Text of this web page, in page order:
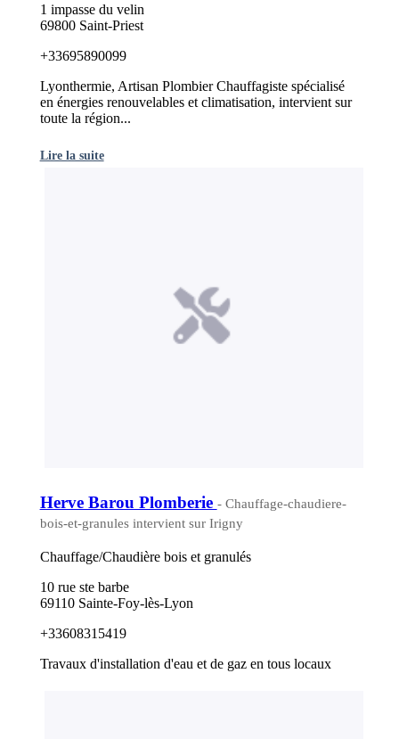
1 impasse du velin
69800 Saint-Priest
+33695890099
Lyonthermie, Artisan Plombier Chauffagiste spécialisé
en énergies renouvelables et climatisation, intervient sur
toute la région...
Lire la suite
Herve Barou Plomberie - Chauffage-chaudiere-
bois-et-granules intervient sur Irigny
Chauffage/Chaudière bois et granulés
10 rue ste barbe
69110 Sainte-Foy-lès-Lyon
+33608315419
Travaux d'installation d'eau et de gaz en tous locaux